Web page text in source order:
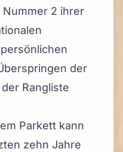
2 ihrer
der
Rangliste
Parkett kann
zehn Jahre